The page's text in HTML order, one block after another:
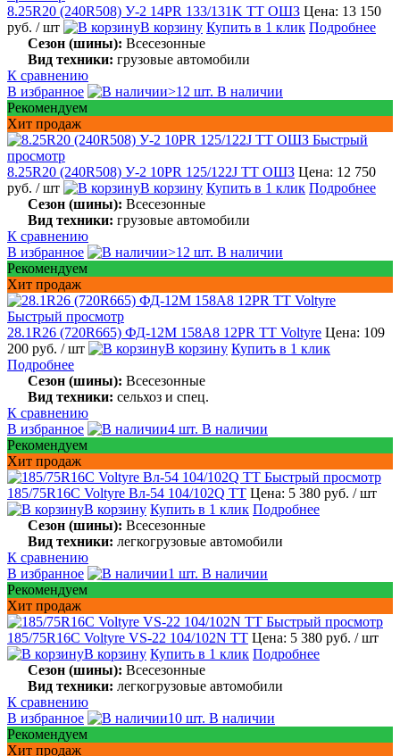
8.25R20 (240R508) У-2 14PR 133/131K TT ОШЗ Цена: 13 150
руб. / шт В корзину Купить в 1 клик Подробнее
Сезон (шины): Всесезонные
Вид техники: грузовые автомобили
К сравнению
В избранное
>12 шт. В наличии
Рекомендуем
Хит продаж
Быстрый
просмотр
8.25R20 (240R508) У-2 10PR 125/122J TT ОШЗ Цена: 12 750
руб. / шт В корзину Купить в 1 клик Подробнее
Сезон (шины): Всесезонные
Вид техники: грузовые автомобили
К сравнению
В избранное
>12 шт. В наличии
Рекомендуем
Хит продаж
Быстрый просмотр
28.1R26 (720R665) ФД-12М 158A8 12PR TT Voltyre Цена: 109
200 руб. / шт В корзину Купить в 1 клик
Подробнее
Сезон (шины): Всесезонные
Вид техники: сельхоз и спец.
К сравнению
В избранное
4 шт. В наличии
Рекомендуем
Хит продаж
Быстрый просмотр
185/75R16C Voltyre Вл-54 104/102Q TT Цена: 5 380 руб. / шт
В корзину Купить в 1 клик Подробнее
Сезон (шины): Всесезонные
Вид техники: легкогрузовые автомобили
К сравнению
В избранное
1 шт. В наличии
Рекомендуем
Хит продаж
Быстрый просмотр
185/75R16C Voltyre VS-22 104/102N TT Цена: 5 380 руб. / шт
В корзину Купить в 1 клик Подробнее
Сезон (шины): Всесезонные
Вид техники: легкогрузовые автомобили
К сравнению
В избранное
10 шт. В наличии
Рекомендуем
Хит продаж